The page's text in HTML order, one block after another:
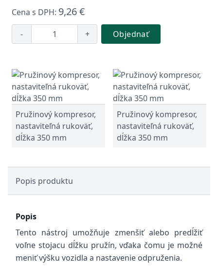
Cena s DPH: 9,26 €
- + Objednať
Pružinový kompresor,
nastaviteľná rukoväť,
dĺžka 350 mm
Pružinový kompresor,
nastaviteľná rukoväť,
dĺžka 350 mm
Popis produktu
Popis
Tento nástroj umožňuje zmenšiť alebo predĺžiť
voľne stojacu dĺžku pružín, vďaka čomu je možné
meniť výšku vozidla a nastavenie odpruženia.